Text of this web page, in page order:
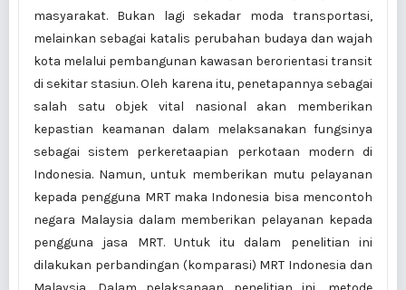
masyarakat. Bukan lagi sekadar moda transportasi,
melainkan sebagai katalis perubahan budaya dan wajah
kota melalui pembangunan kawasan berorientasi transit
di sekitar stasiun. Oleh karena itu, penetapannya sebagai
salah satu objek vital nasional akan memberikan
kepastian keamanan dalam melaksanakan fungsinya
sebagai sistem perkeretaapian perkotaan modern di
Indonesia. Namun, untuk memberikan mutu pelayanan
kepada pengguna MRT maka Indonesia bisa mencontoh
negara Malaysia dalam memberikan pelayanan kepada
pengguna jasa MRT. Untuk itu dalam penelitian ini
dilakukan perbandingan (komparasi) MRT Indonesia dan